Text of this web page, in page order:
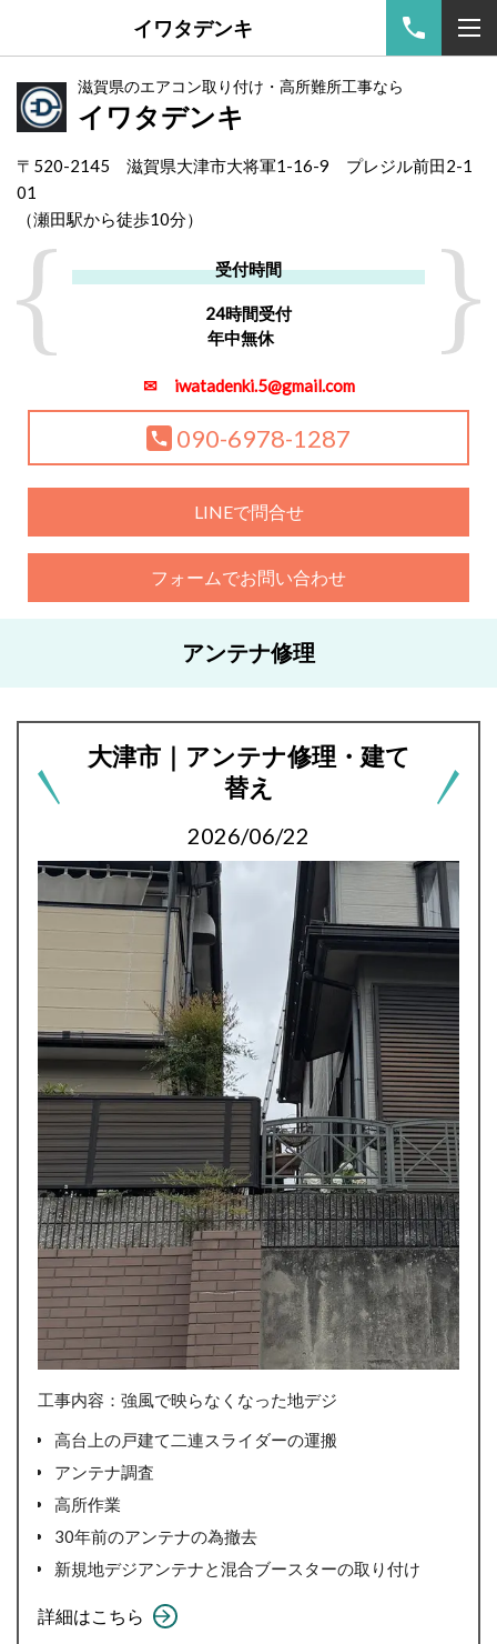
イワタデンキ
滋賀県のエアコン取り付け・高所難所工事なら
イワタデンキ
〒520-2145 滋賀県大津市大将軍1-16-9 プレジル前田2-1
01
（瀬田駅から徒歩10分）
受付時間
24時間受付
年中無休
✉ iwatadenki.5@gmail.com
090-6978-1287
LINEで問合せ
フォームでお問い合わせ
アンテナ修理
大津市｜アンテナ修理・建て
替え
2026/06/22
工事内容：強風で映らなくなった地デジ
高台上の戸建て二連スライダーの運搬
アンテナ調査
高所作業
30年前のアンテナの為撤去
新規地デジアンテナと混合ブースターの取り付け
詳細はこちら